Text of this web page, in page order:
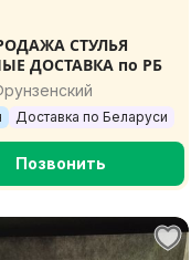
СТУЛЬЯ
ДОСТАВКА по РБ
Доставка по Беларуси
Позвонить